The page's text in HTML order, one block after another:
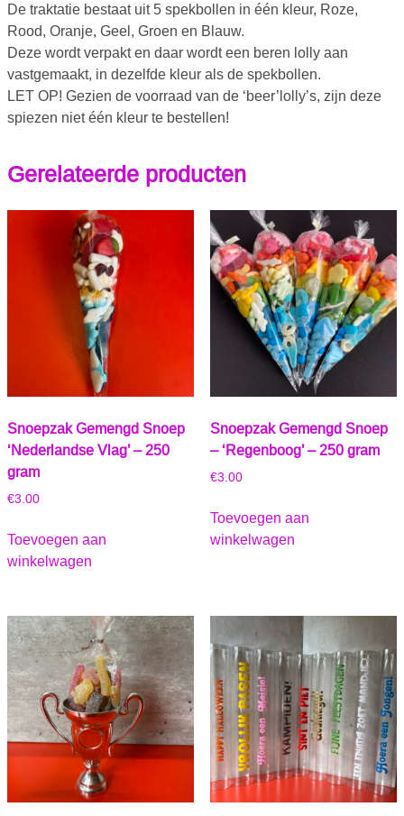
De traktatie bestaat uit 5 spekbollen in één kleur, Roze,
Rood, Oranje, Geel, Groen en Blauw.
Deze wordt verpakt en daar wordt een beren lolly aan
vastgemaakt, in dezelfde kleur als de spekbollen.
LET OP! Gezien de voorraad van de ‘beer’lolly’s, zijn deze
spiezen niet één kleur te bestellen!
Gerelateerde producten
Snoepzak Gemengd Snoep
‘Nederlandse Vlag’ – 250
gram
€3.00
Toevoegen aan
winkelwagen
Snoepzak Gemengd Snoep
– ‘Regenboog’ – 250 gram
€3.00
Toevoegen aan
winkelwagen